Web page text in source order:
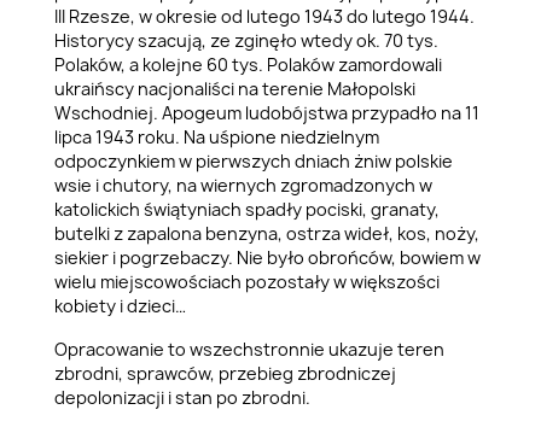
III Rzesze, w okresie od lutego 1943 do lutego 1944.
Historycy szacują, ze zginęło wtedy ok. 70 tys.
Polaków, a kolejne 60 tys. Polaków zamordowali
ukraińscy nacjonaliści na terenie Małopolski
Wschodniej. Apogeum ludobójstwa przypadło na 11
lipca 1943 roku. Na uśpione niedzielnym
odpoczynkiem w pierwszych dniach żniw polskie
wsie i chutory, na wiernych zgromadzonych w
katolickich świątyniach spadły pociski, granaty,
butelki z zapalona benzyna, ostrza wideł, kos, noży,
siekier i pogrzebaczy. Nie było obrońców, bowiem w
wielu miejscowościach pozostały w większości
kobiety i dzieci…
Opracowanie to wszechstronnie ukazuje teren
zbrodni, sprawców, przebieg zbrodniczej
depolonizacji i stan po zbrodni.